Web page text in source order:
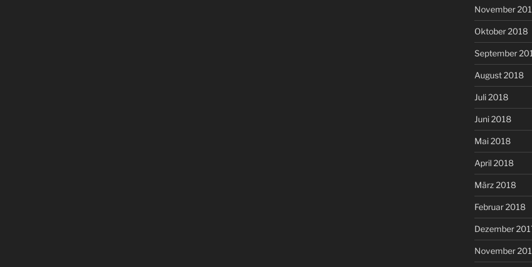
November
Oktober 2018
September
August 2018
Juli 2018
Juni 2018
Mai 2018
April 2018
März 2018
Februar 2018
Dezember
November